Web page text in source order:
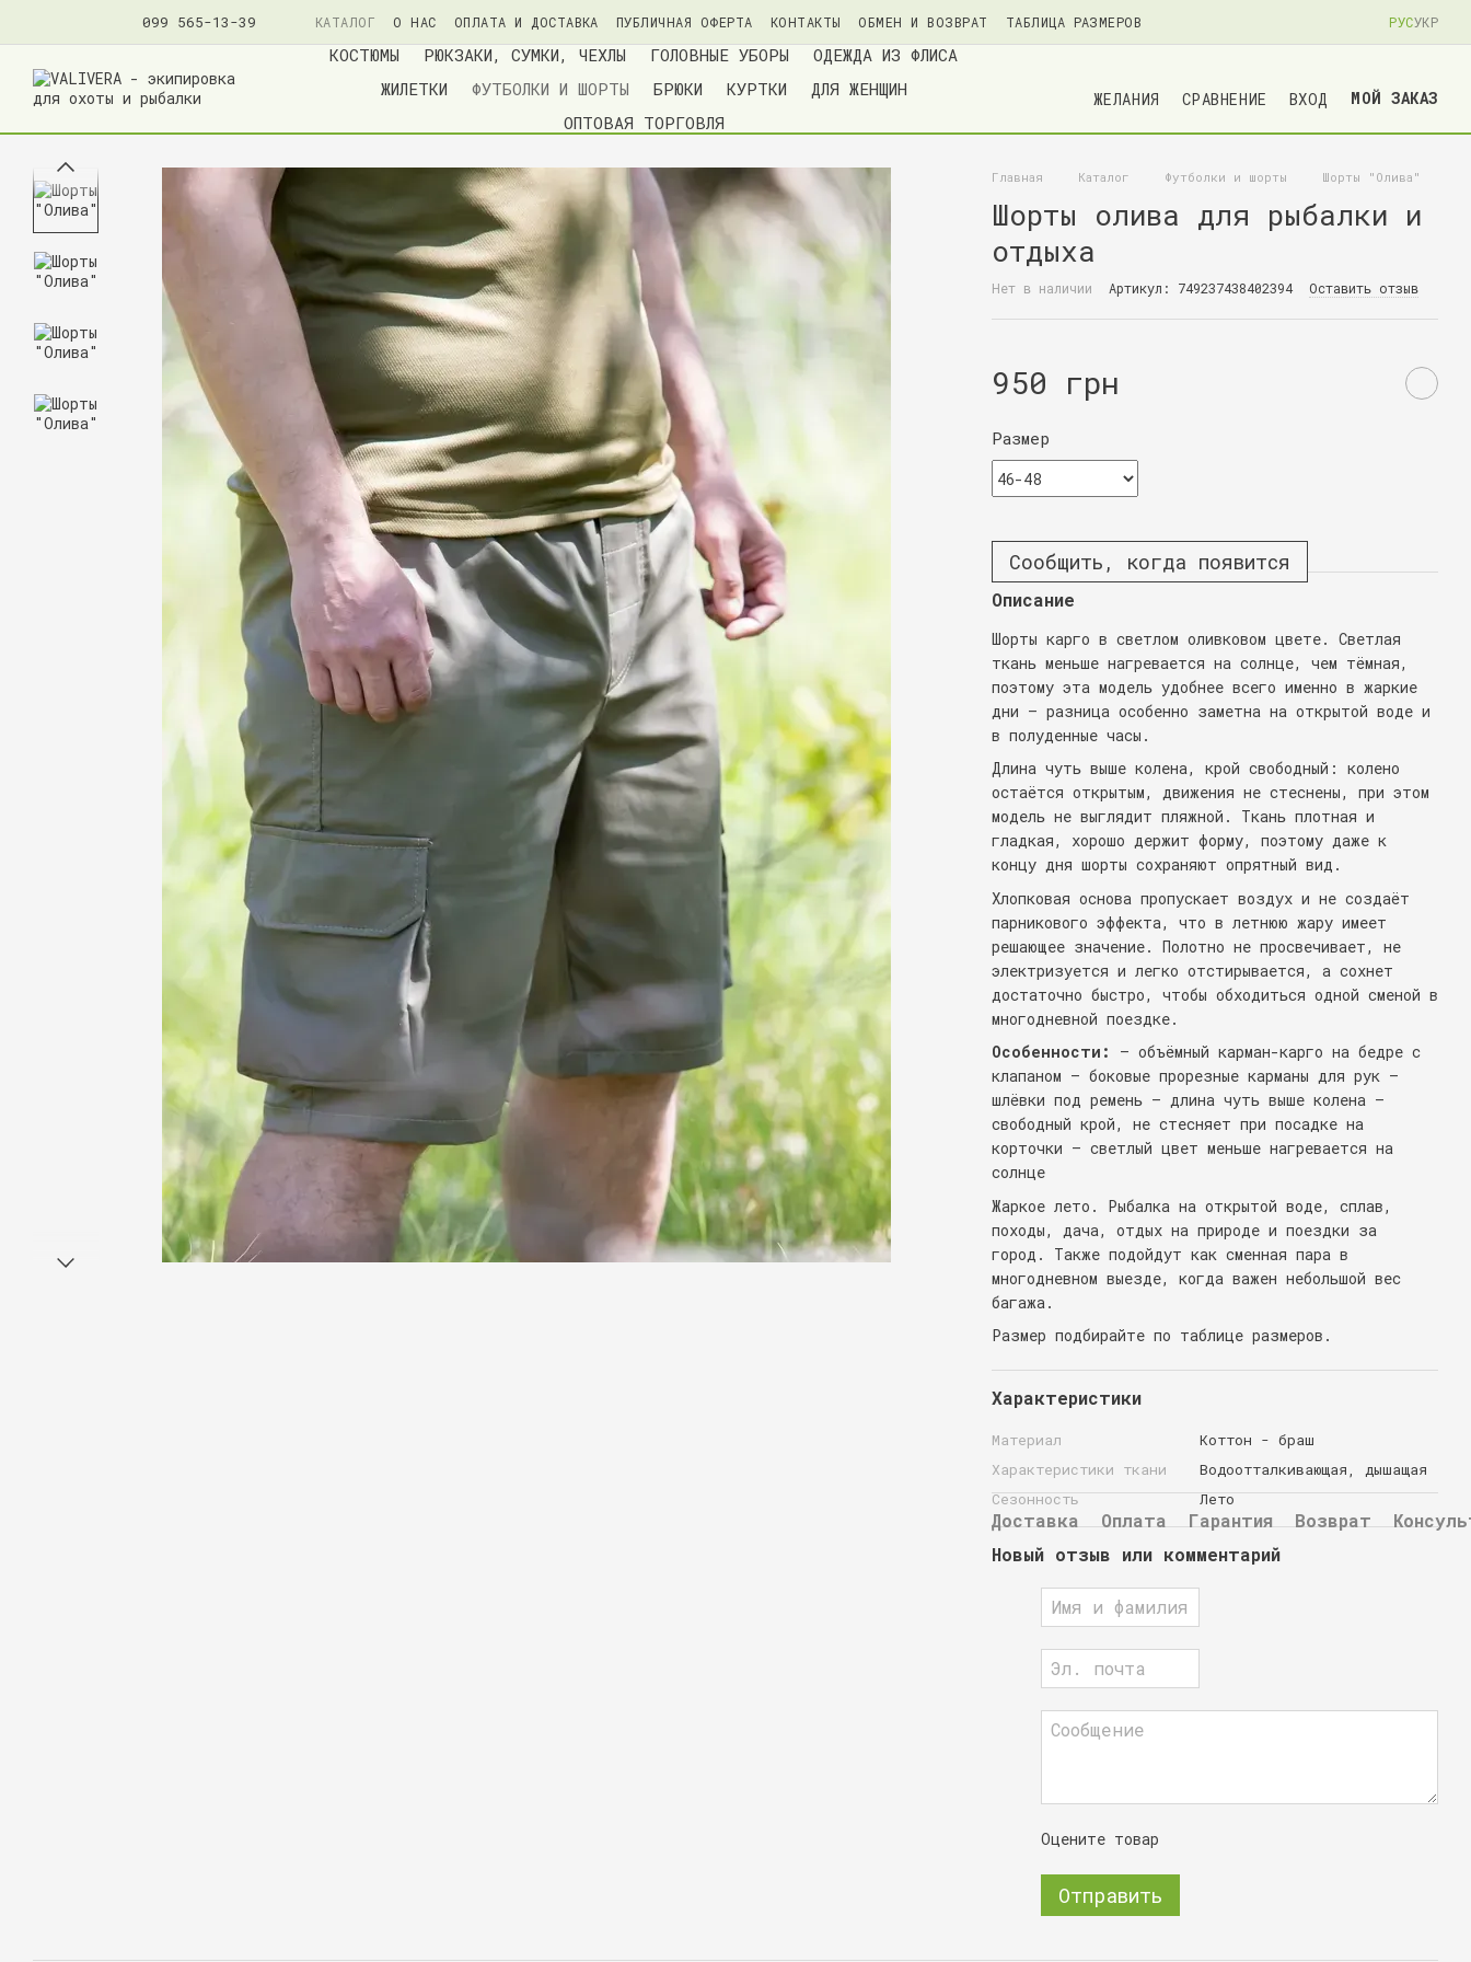
099 565-13-39 КАТАЛОГ О НАС ОПЛАТА И ДОСТАВКА ПУБЛИЧНАЯ ОФЕРТА КОНТАКТЫ ОБМЕН И ВОЗВРАТ
ТАБЛИЦА РАЗМЕРОВ
ПОЛИТИКА КОНФИДЕНЦИАЛЬНОСТИ
БЛОГ
РУСУКР
КОСТЮМЫ РЮКЗАКИ, СУМКИ, ЧЕХЛЫ ГОЛОВНЫЕ УБОРЫ
ОДЕЖДА ИЗ ФЛИСА
ЖИЛЕТКИ
ФУТБОЛКИ И ШОРТЫ БРЮКИ КУРТКИ
ДЛЯ ЖЕНЩИН
ОПТОВАЯ ТОРГОВЛЯ
ЖЕЛАНИЯ СРАВНЕНИЕ ВХОД МОЙ ЗАКАЗ
Главная Каталог Футболки и шорты Шорты "Олива"
Шорты олива для рыбалки и
отдыха
Нет в наличии Артикул: 749237438402394 Оставить отзыв
950 грн
Размер
Сообщить, когда появится
Описание
Шорты карго в светлом оливковом цвете. Светлая
ткань меньше нагревается на солнце, чем тёмная,
поэтому эта модель удобнее всего именно в жаркие
дни — разница особенно заметна на открытой воде и
в полуденные часы.
Длина чуть выше колена, крой свободный: колено
остаётся открытым, движения не стеснены, при этом
модель не выглядит пляжной. Ткань плотная и
гладкая, хорошо держит форму, поэтому даже к
концу дня шорты сохраняют опрятный вид.
Хлопковая основа пропускает воздух и не создаёт
парникового эффекта, что в летнюю жару имеет
решающее значение. Полотно не просвечивает, не
электризуется и легко отстирывается, а сохнет
достаточно быстро, чтобы обходиться одной сменой в
многодневной поездке.
Особенности:
— объёмный карман-карго на бедре с
клапаном — боковые прорезные карманы для рук —
шлёвки под ремень — длина чуть выше колена —
свободный крой, не стесняет при посадке на
корточки — светлый цвет меньше нагревается на
солнце
Жаркое лето. Рыбалка на открытой воде, сплав,
походы, дача, отдых на природе и поездки за
город. Также подойдут как сменная пара в
многодневном выезде, когда важен небольшой вес
багажа.
Размер подбирайте по таблице размеров.
Характеристики
Материал
Коттон - браш
Характеристики ткани
Водоотталкивающая, дышащая
Сезонность
Лето
Доставка Оплата Гарантия Возврат
Новый отзыв или комментарий
Оцените товар
Отправить